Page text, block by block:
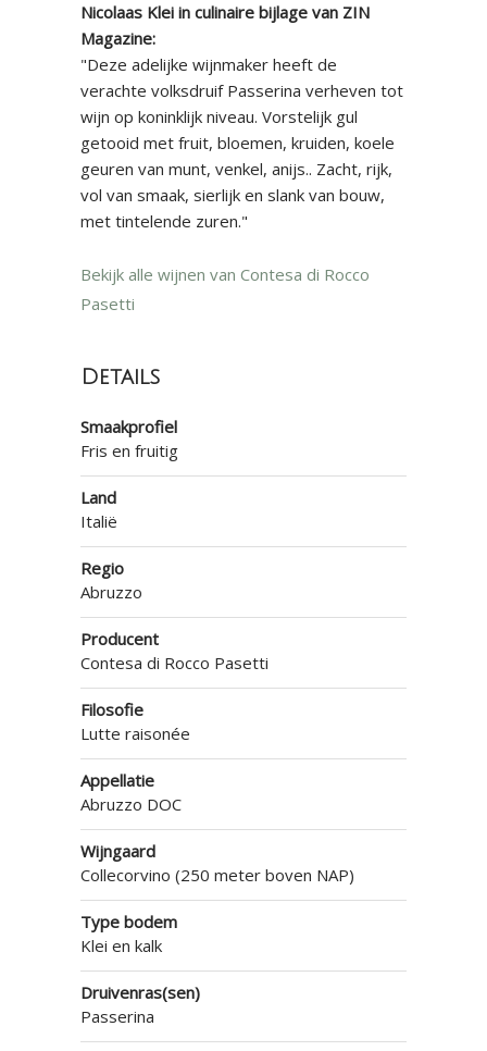
Nicolaas Klei in culinaire bijlage van ZIN
Magazine:
"Deze adelijke wijnmaker heeft de
verachte volksdruif Passerina verheven tot
wijn op koninklijk niveau. Vorstelijk gul
getooid met fruit, bloemen, kruiden, koele
geuren van munt, venkel, anijs.. Zacht, rijk,
vol van smaak, sierlijk en slank van bouw,
met tintelende zuren."
Bekijk alle wijnen van Contesa di Rocco
Pasetti
Details
Smaakprofiel
Fris en fruitig
Land
Italië
Regio
Abruzzo
Producent
Contesa di Rocco Pasetti
Filosofie
Lutte raisonée
Appellatie
Abruzzo DOC
Wijngaard
Collecorvino (250 meter boven NAP)
Type bodem
Klei en kalk
Druivenras(sen)
Passerina